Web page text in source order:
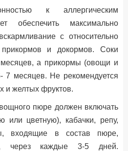
к аллергическим
обеспечить максимально
с относительно
и докормов. Соки
а прикормы (овощи и
7 месяцев. Не рекомендуется
и желтых фруктов.
пюре должен включать
или цветную), кабачки, репу,
входящие в состав пюре,
через каждые 3-5 дней.